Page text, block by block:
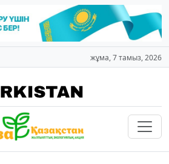
жұма, 7 тамыз, 2026